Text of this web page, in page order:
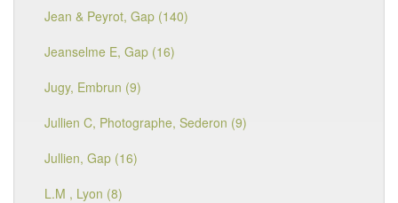
Jean & Peyrot, Gap (140)
Jeanselme E, Gap (16)
Jugy, Embrun (9)
Jullien C, Photographe, Sederon (9)
Jullien, Gap (16)
L.M , Lyon (8)